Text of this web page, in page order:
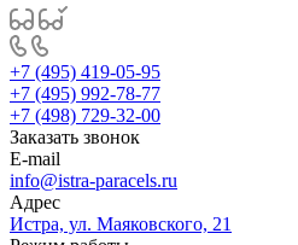
+7 (495) 419-05-95
+7 (495) 992-78-77
+7 (498) 729-32-00
Заказать звонок
E-mail
info@istra-paracels.ru
Адрес
Истра, ул. Маяковского, 21